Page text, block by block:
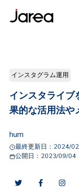
インスタグラム運用
インスタライブ
果的な活用法や
hum
最終更新日： 2024/
公開日： 2023/09/04